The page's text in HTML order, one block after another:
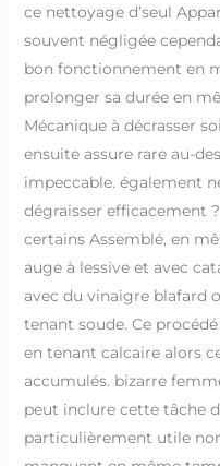
ce nettoyage d’seul
souvent négligée
bon fonctionnement en
prolonger sa durée en
Mécanique à décrasser
ensuite assure rare au-
impeccable. également
dégraisser efficacement
certains Assemblé, en
auge à lessive et avec
avec du vinaigre blafard
tenant soude. Ce
en tenant calcaire alors
accumulés. bizarre
peut inclure cette tâche
particulièrement utile